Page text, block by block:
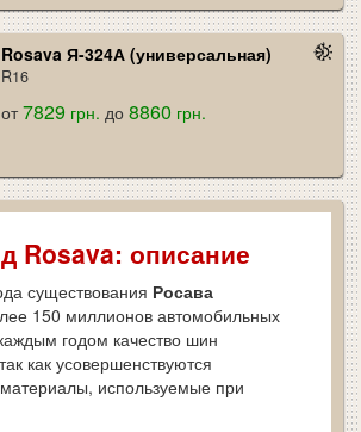
Rosava Я-324А (универсальная)
R16
от7829 грн. до8860 грн.
Rosava: описание
существования Росава
150 миллионов автомобильных
годом качество шин
как усовершенствуются
используемые при